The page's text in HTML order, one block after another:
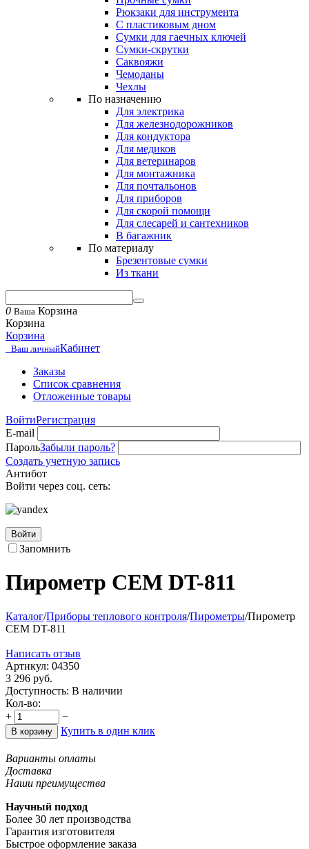
Рюкзаки для инструмента
С пластиковым дном
Сумки для гаечных ключей
Сумки-скрутки
Саквояжи
Чемоданы
Чехлы
По назначению
Для электрика
Для железнодорожников
Для кондуктора
Для медиков
Для ветеринаров
Для монтажника
Для почтальонов
Для приборов
Для скорой помощи
Для слесарей и сантехников
В багажник
По материалу
Брезентовые сумки
Из ткани
0 Ваша Корзина
Корзина
Корзина
Ваш личныйКабинет
Заказы
Список сравнения
Отложенные товары
ВойтиРегистрация
E-mail
ПарольЗабыли пароль?
Создать учетную запись
Антибот
Войти через соц. сеть:
Войти
Запомнить
Пирометр CEM DT-811
Каталог/Приборы теплового контроля/Пирометры/Пирометр
CEM DT-811
Написать отзыв
Артикул: 04350
3 296 руб.
Доступность: В наличии
Кол-во:
+
−
В корзину Купить в один клик
Варианты оплаты
Доставка
Наши преимущества
Научный подход
Более 30 лет производства
Гарантия изготовителя
Быстрое оформление заказа